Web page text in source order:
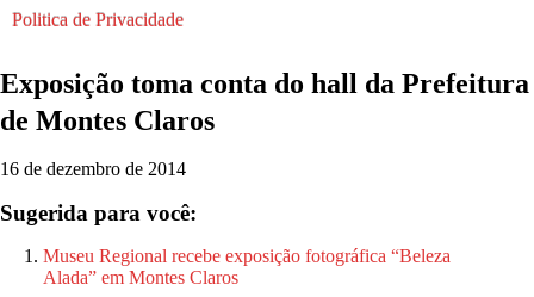
Politica de Privacidade
Exposição toma conta do hall da Prefeitura
de Montes Claros
16 de dezembro de 2014
Sugerida para você:
Museu Regional recebe exposição fotográfica “Beleza
Alada” em Montes Claros